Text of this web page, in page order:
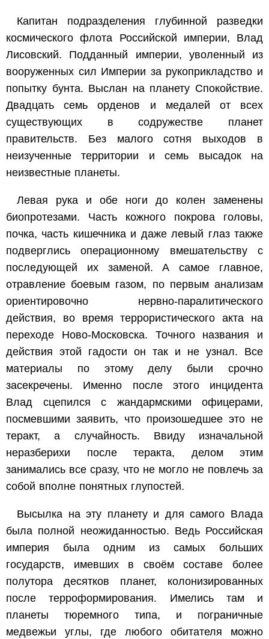
Капитан подразделения глубинной разведки
космического флота Российской империи, Влад
Лисовский. Подданный империи, уволенный из
вооруженных сил Империи за рукоприкладство и
попытку бунта. Выслан на планету Спокойствие.
Двадцать семь орденов и медалей от всех
существующих в содружестве планет
правительств. Без малого сотня выходов в
неизученные территории и семь высадок на
неизвестные планеты.
Левая рука и обе ноги до колен заменены
биопротезами. Часть кожного покрова головы,
почка, часть кишечника и даже левый глаз также
подверглись операционному вмешательству с
последующей их заменой. А самое главное,
отравление боевым газом, по первым анализам
ориентировочно нервно-паралитического
действия, во время террористического акта на
переходе Ново-Московска. Точного названия и
действия этой гадости он так и не узнал. Все
материалы по этому делу были срочно
засекречены. Именно после этого инцидента
Влад сцепился с жандармскими офицерами,
посмевшими заявить, что произошедшее это не
теракт, а случайность. Ввиду изначальной
неразберихи после теракта, делом этим
занимались все сразу, что не могло не повлечь за
собой вполне понятных глупостей.
Высылка на эту планету и для самого Влада
была полной неожиданностью. Ведь Российская
империя была одним из самых больших
государств, имевших в своём составе более
полутора десятков планет, колонизированных
после терроформирования. Имелись там и
планеты тюремного типа, и пограничные
медвежьи углы, где любого обитателя можно